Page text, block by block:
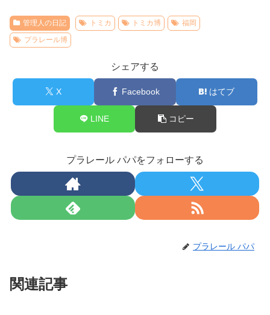
管理人の日記 トミカ トミカ博
福岡
プラレール博
シェアする
X Facebook はてブ
LINE コピー
プラレール パパをフォローする
プラレール パパ
関連記事